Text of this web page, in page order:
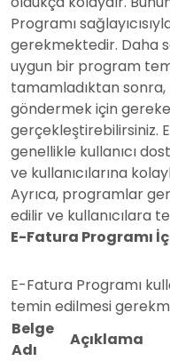
Programı
gerekmektedir. Daha
uygun bir program
tamamladıktan
göndermek için
gerçekleştirebilirsiniz.
genellikle kullanıcı
ve kullanıcılarına
Ayrıca, programlar
edilir ve kullanıcılara
E-Fatura Programı
E-Fatura Programı
temin edilmesi
Belge
Adı
Açıklama